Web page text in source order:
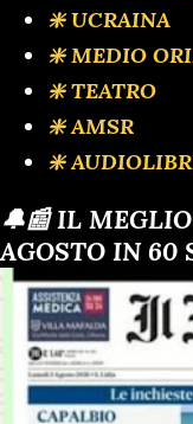
❇️ UCRAINA
❇️ MEDIO
❇️ TEATRO
❇️ AMSR
❇️
🔔📰 IL
AGOSTO IN 60